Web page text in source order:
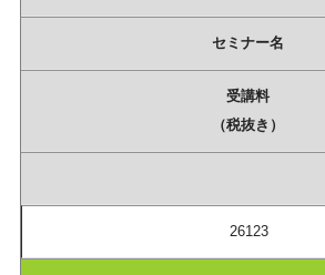
セミナー名
受講料
（税抜き）
26123